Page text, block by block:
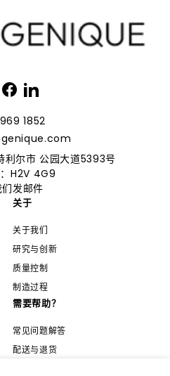
Facebook
LinkedIn
1852
利尔市 公园大道5393号
H2V 4G9
发邮件
关于
关于我们
研究与创新
质量控制
制造过程
需要帮助？
常见问题解答
配送与退货